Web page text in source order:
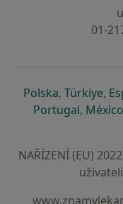
01-
Polskase otevře v
, Türkiyese
,
Portugalse
, México
NAŘÍZENÍ (EU)